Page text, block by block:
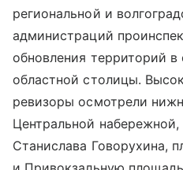
региональной и
администраций
обновления территорий
областной столицы.
ревизоры осмотрели
Центральной
Станислава Говорухина,